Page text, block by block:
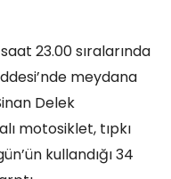
23.00 sıralarında
meydana
Delek
motosiklet, tıpkı
kullandığı 34